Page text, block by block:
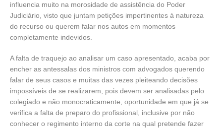
influencia muito na morosidade de assistência do Poder
Judiciário, visto que juntam petições impertinentes à natureza
do recurso ou querem falar nos autos em momentos
completamente indevidos.
A falta de traquejo ao analisar um caso apresentado, acaba por
encher as antessalas dos ministros com advogados querendo
falar de seus casos e muitas das vezes pleiteando decisões
impossíveis de se realizarem, pois devem ser analisadas pelo
colegiado e não monocraticamente, oportunidade em que já se
verifica a falta de preparo do profissional, inclusive por não
conhecer o regimento interno da corte na qual pretende fazer